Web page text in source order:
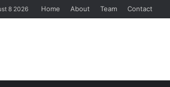
8 2026 Home About Team Contact